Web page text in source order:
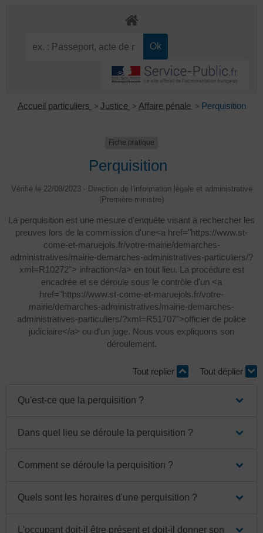
Accueil particuliers > Justice > Affaire pénale > Perquisition
Fiche pratique
Perquisition
Vérifié le 22/08/2023 - Direction de l'information légale et administrative
(Première ministre)
La perquisition est une mesure d'enquête visant à rechercher les
preuves lors de la commission d'une<a href="https://www.st-
come-et-maruejols.fr/votre-mairie/demarches-
administratives/mairie-demarches-administratives-particuliers/?
xml=R10272"> infraction</a> en tout lieu. La procédure est
encadrée et se déroule sous le contrôle d'un <a
href="https://www.st-come-et-maruejols.fr/votre-
mairie/demarches-administratives/mairie-demarches-
administratives-particuliers/?xml=R51707">officier de police
judiciaire</a> ou d'un juge. Nous vous expliquons son
déroulement.
Tout replier Tout déplier
Qu'est-ce que la perquisition ?
Dans quel lieu se déroule la perquisition ?
Comment se déroule la perquisition ?
Quels sont les horaires d'une perquisition ?
L'occupant doit-il être présent et doit-il donner son